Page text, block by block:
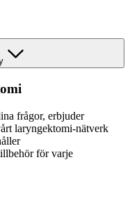
frågor, erbjuder
laryngektomi-nätverk
för varje